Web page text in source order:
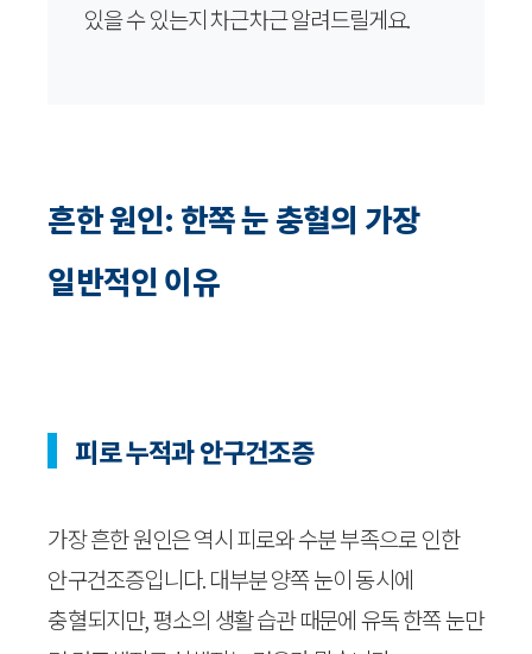
있을 수 있는지 차근차근 알려드릴게요.
흔한 원인: 한쪽 눈 충혈의 가장
일반적인 이유
피로 누적과 안구건조증
가장 흔한 원인은 역시 피로와 수분 부족으로 인한
안구건조증입니다. 대부분 양쪽 눈이 동시에
충혈되지만, 평소의 생활 습관 때문에 유독 한쪽 눈만